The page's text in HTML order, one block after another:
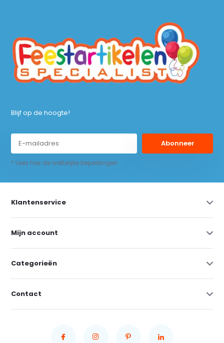
Blijf op de hoogte!
Abonneer
* Lees hier de wettelijke beperkingen
Klantenservice
Mijn account
Categorieën
Contact